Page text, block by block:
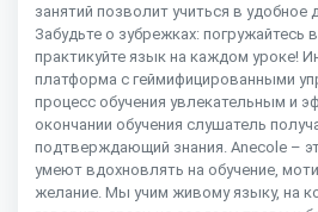
занятий позволит учиться в удобное
Забудьте о зубрежках: погружайтесь
практикуйте язык на каждом уроке!
платформа с геймифицированными
процесс обучения увлекательным и
окончании обучения слушатель
подтверждающий знания. Anecole –
умеют вдохновлять на обучение,
желание. Мы учим живому языку, на